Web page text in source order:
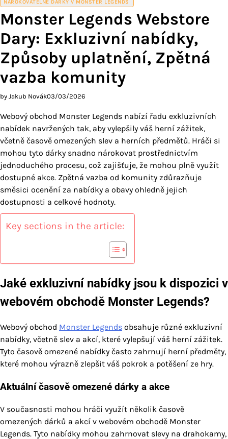
NÁROKOVATELNÉ DÁRKY V MONSTER LEGENDS
Monster Legends Webstore
Dary: Exkluzivní nabídky,
Způsoby uplatnění, Zpětná
vazba komunity
by Jakub Novák03/03/2026
Webový obchod Monster Legends nabízí řadu exkluzivních
nabídek navržených tak, aby vylepšily váš herní zážitek,
včetně časově omezených slev a herních předmětů. Hráči si
mohou tyto dárky snadno nárokovat prostřednictvím
jednoduchého procesu, což zajišťuje, že mohou plně využít
dostupné akce. Zpětná vazba od komunity zdůrazňuje
směsici ocenění za nabídky a obavy ohledně jejich
dostupnosti a celkové hodnoty.
Key sections in the article:
Jaké exkluzivní nabídky jsou k dispozici v
webovém obchodě Monster Legends?
Webový obchod Monster Legends obsahuje různé exkluzivní
nabídky, včetně slev a akcí, které vylepšují váš herní zážitek.
Tyto časově omezené nabídky často zahrnují herní předměty,
které mohou výrazně zlepšit váš pokrok a potěšení ze hry.
Aktuální časově omezené dárky a akce
V současnosti mohou hráči využít několik časově
omezených dárků a akcí v webovém obchodě Monster
Legends. Tyto nabídky mohou zahrnovat slevy na drahokamy,